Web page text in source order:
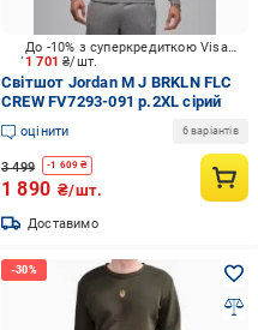
1 701₴/шт.
До -10% з суперкредиткою Visa Вигода
Світшот Jordan M J BRKLN FLC
CREW FV7293-091 р.2XL сірий
оцінити 6 варіантів
3 499 -1 609 ₴
1 890 ₴/шт.
Доставимо